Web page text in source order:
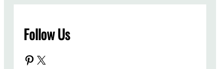
Follow Us
Pinterest X